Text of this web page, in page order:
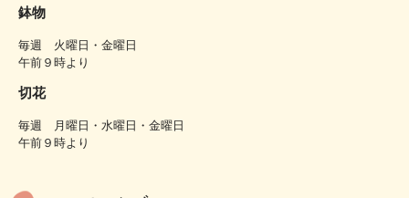
鉢物
毎週 火曜日・金曜日
午前９時より
切花
毎週 月曜日・水曜日・金曜日
午前９時より